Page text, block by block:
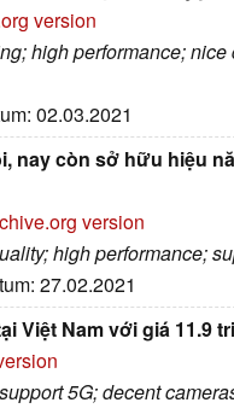
version
high performance; nice
02.03.2021
nay còn sở hữu hiệu
version
high performance;
27.02.2021
Việt Nam với giá 11.9
5G; decent